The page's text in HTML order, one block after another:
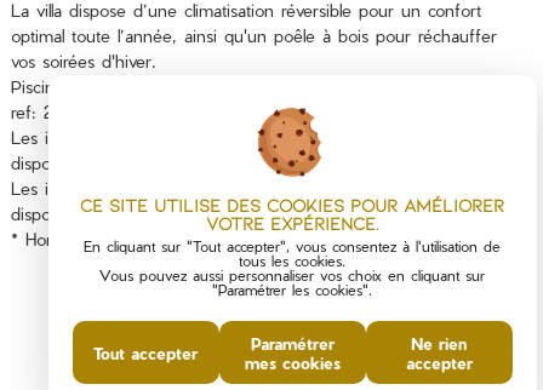
La villa dispose d’une climatisation réversible pour un confort
optimal toute l’année, ainsi qu'un poêle à bois pour réchauffer
vos soirées d'hiver.
Piscine 8X4.
ref: 25101067 www.itc-immobilier.com
Les informations sur les risques auxquels ce bien est exposé sont
disponibles sur le site Géorisques : www.georisques.gouv.fr
Les informations sur les risques auxquels ce bien est exposé sont
disponibles sur le siteGéorisques
* Honoraires à la charge du vendeur
Ce site utilise des cookies pour améliorer
votre expérience.
En cliquant sur "Tout accepter", vous consentez à l'utilisation de
tous les cookies.
Vous pouvez aussi personnaliser vos choix en cliquant sur
"Paramétrer les cookies".
Tout accepter
Paramétrer
mes cookies
Ne rien
accepter